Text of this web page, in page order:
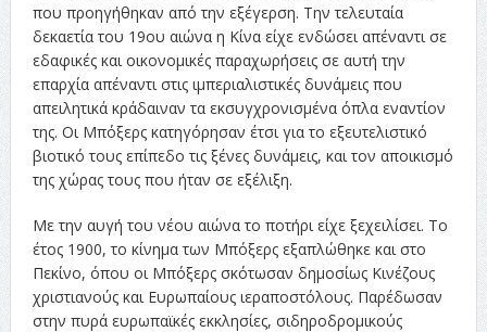
που προηγήθηκαν από την εξέγερση. Την τελευταία
δεκαετία του 19ου αιώνα η Κίνα είχε ενδώσει απέναντι σε
εδαφικές και οικονομικές παραχωρήσεις σε αυτή την
επαρχία απέναντι στις ιμπεριαλιστικές δυνάμεις που
απειλητικά κράδαιναν τα εκσυγχρονισμένα όπλα εναντίον
της. Οι Μπόξερς κατηγόρησαν έτσι για το εξευτελιστικό
βιοτικό τους επίπεδο τις ξένες δυνάμεις, και τον αποικισμό
της χώρας τους που ήταν σε εξέλιξη.
Με την αυγή του νέου αιώνα το ποτήρι είχε ξεχειλίσει. Το
έτος 1900, το κίνημα των Μπόξερς εξαπλώθηκε και στο
Πεκίνο, όπου οι Μπόξερς σκότωσαν δημοσίως Κινέζους
χριστιανούς και Ευρωπαίους ιεραποστόλους. Παρέδωσαν
στην πυρά ευρωπαϊκές εκκλησίες, σιδηροδρομικούς